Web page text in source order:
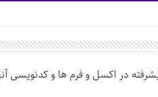
در اکسل و فرم ها و کدنویسی